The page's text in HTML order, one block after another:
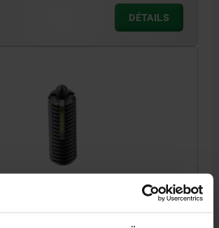
DÉTAILS
RESSORT STANDARD, AVEC FREIN-